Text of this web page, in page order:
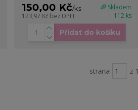
150,00 Kč/ks
123,97 Kč bez DPH
🌈 Skladem
112 ks
Přidat do košíku
strana z 1